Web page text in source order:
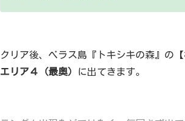
クリア後、べラス島『トキシキの森』の
エリア４（最奥）
に出てきます。